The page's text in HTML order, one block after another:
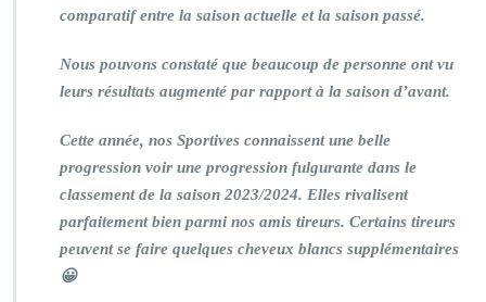
comparatif entre la saison actuelle et la saison passé.
Nous pouvons constaté que beaucoup de personne ont vu
leurs résultats augmenté par rapport à la saison d’avant.
Cette année, nos Sportives connaissent une belle
progression voir une progression fulgurante dans le
classement de la saison 2023/2024. Elles rivalisent
parfaitement bien parmi nos amis tireurs. Certains tireurs
peuvent se faire quelques cheveux blancs supplémentaires
😀